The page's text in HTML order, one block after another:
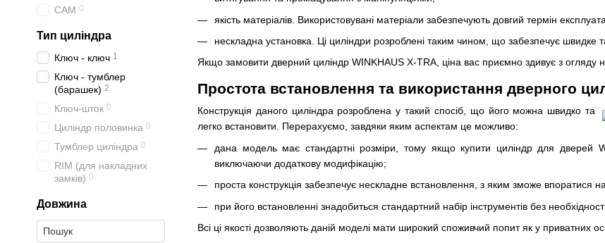
якість матеріалів. Використовувані матеріали забезпечують довгий термін
нескладна установка. Ці циліндри розроблені таким чином, що забезпечує швидке
Якщо замовити дверний циліндр WINKHAUS X-TRA, ціна вас приємно здивує з огляду
Простота встановлення та використання дверного
Конструкція даного циліндра розроблена у такий спосіб, що його можна швидко та
легко встановити. Перерахуємо, завдяки яким аспектам це можливо:
дана модель має стандартні розміри, тому якщо купити циліндр для дверей
виключаючи додаткову модифікацію;
проста конструкція забезпечує нескладне встановлення, з яким зможе впоратися
при його встановленні знадобиться стандартний набір інструментів без
Всі ці якості дозволяють даній моделі мати широкий споживчий попит як у приватних
CAM 0
Тип циліндра
Ключ - ключ 1
Ключ - тумблер
(барашек) 2
Ключ-шток 0
Циліндр половинка 0
Тумблер циліндра 0
RIM (для накладних
замків) 0
Довжина